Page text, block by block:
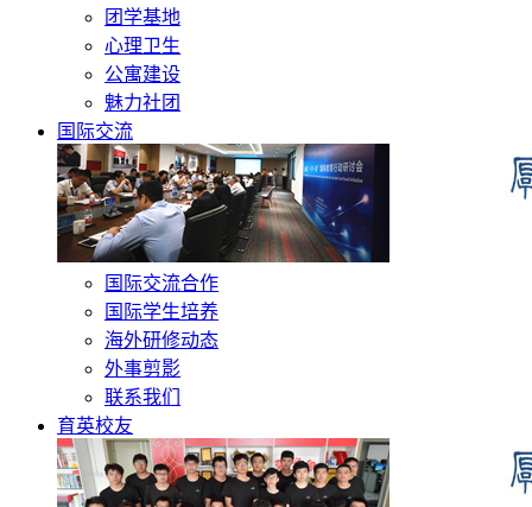
团学基地
心理卫生
公寓建设
魅力社团
国际交流
国际交流合作
国际学生培养
海外研修动态
外事剪影
联系我们
育英校友